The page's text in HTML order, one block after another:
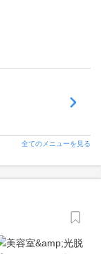
全てのメニューを見る